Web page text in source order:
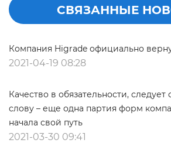
СВЯЗАННЫЕ
Компания Higrade официально
2021-04-19 08:28
Качество в обязательности,
слову – еще одна партия форм
начала свой путь
2021-03-30 09:41